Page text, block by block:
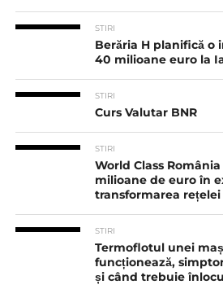
STIRI
Berăria H planifică o
40 milioane euro la
STIRI
Curs Valutar BNR
STIRI
World Class
milioane de euro în
transformarea rețelei
STIRI
Termoflotul unei
funcționează,
și când trebuie